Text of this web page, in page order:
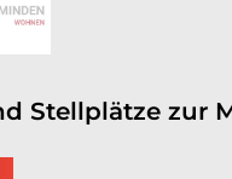
Stellplätze zur